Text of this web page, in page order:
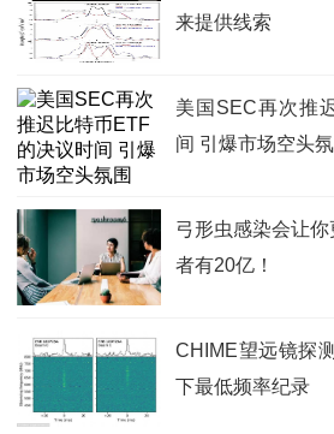
来提供线索
美国SEC再次推
间 引爆市场空头
弓形虫感染会让
者有20亿！
CHIME望远镜探
下最低频率纪录